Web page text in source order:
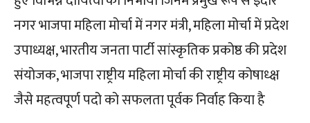
नगर भाजपा महिला मोर्चा में नगर मंत्री, महिला मोर्चा में प्रदेश
उपाध्यक्ष, भारतीय जनता पार्टी सांस्कृतिक प्रकोष्ठ की प्रदेश
संयोजक, भाजपा राष्ट्रीय महिला मोर्चा की राष्ट्रीय कोषाध्क्ष
जैसे महत्वपूर्ण पदो को सफलता पूर्वक निर्वाह किया है